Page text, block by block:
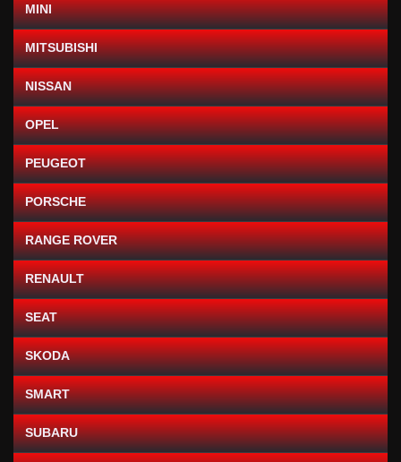
MINI
MITSUBISHI
NISSAN
OPEL
PEUGEOT
PORSCHE
RANGE ROVER
RENAULT
SEAT
SKODA
SMART
SUBARU